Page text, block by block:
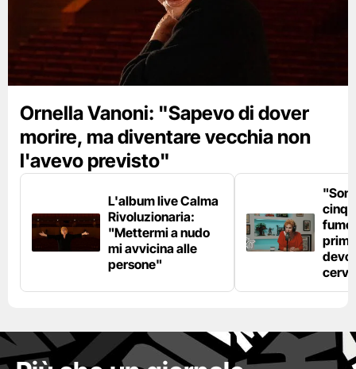
Ornella Vanoni: "Sapevo di dover
morire, ma diventare vecchia non
l'avevo previsto"
L'album live Calma
Rivoluzionaria:
"Mettermi a nudo
mi avvicina alle
persone"
fumo
devo